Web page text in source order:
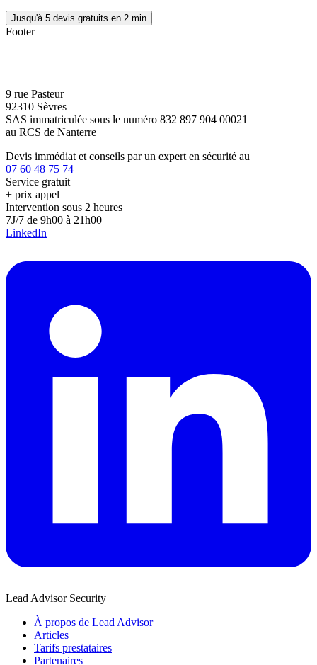
Jusqu'à 5 devis gratuits en 2 min
Footer
9 rue Pasteur
92310 Sèvres
SAS immatriculée sous le numéro 832 897 904 00021
au RCS de Nanterre
Devis immédiat et conseils par un expert en sécurité au
07 60 48 75 74
Service gratuit
+ prix appel
Intervention sous 2 heures
7J/7 de 9h00 à 21h00
LinkedIn
Lead Advisor Security
À propos de Lead Advisor
Articles
Tarifs prestataires
Partenaires